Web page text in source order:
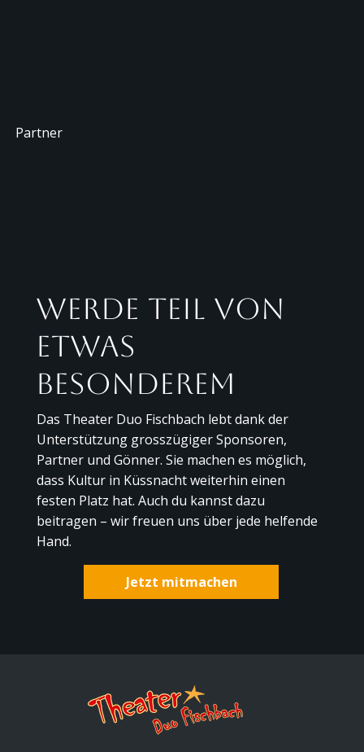
Partner
Werde Teil von
etwas
Besonderem
Das Theater Duo Fischbach lebt dank der
Unterstützung grosszügiger Sponsoren,
Partner und Gönner. Sie machen es möglich,
dass Kultur in Küssnacht weiterhin einen
festen Platz hat. Auch du kannst dazu
beitragen – wir freuen uns über jede helfende
Hand.
Jetzt mitmachen